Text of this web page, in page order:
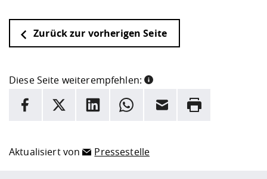
Zurück zur vorherigen Seite
Diese Seite weiterempfehlen:
INFORMATION
Hier stehen weitere Informationen und ein Link zur
Facebook
X LinkedInWhatsappE-Mail Drucken
Aktualisiert von Pressestelle